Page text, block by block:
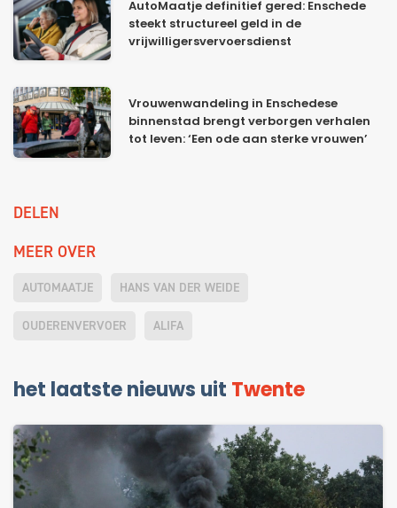
AutoMaatje definitief gered: Enschede
steekt structureel geld in de
vrijwilligersvervoersdienst
Vrouwenwandeling in Enschedese
binnenstad brengt verborgen verhalen
tot leven: ‘Een ode aan sterke vrouwen’
DELEN
MEER OVER
AUTOMAATJE HANS VAN DER WEIDE
OUDERENVERVOER ALIFA
het laatste nieuws uit Twente